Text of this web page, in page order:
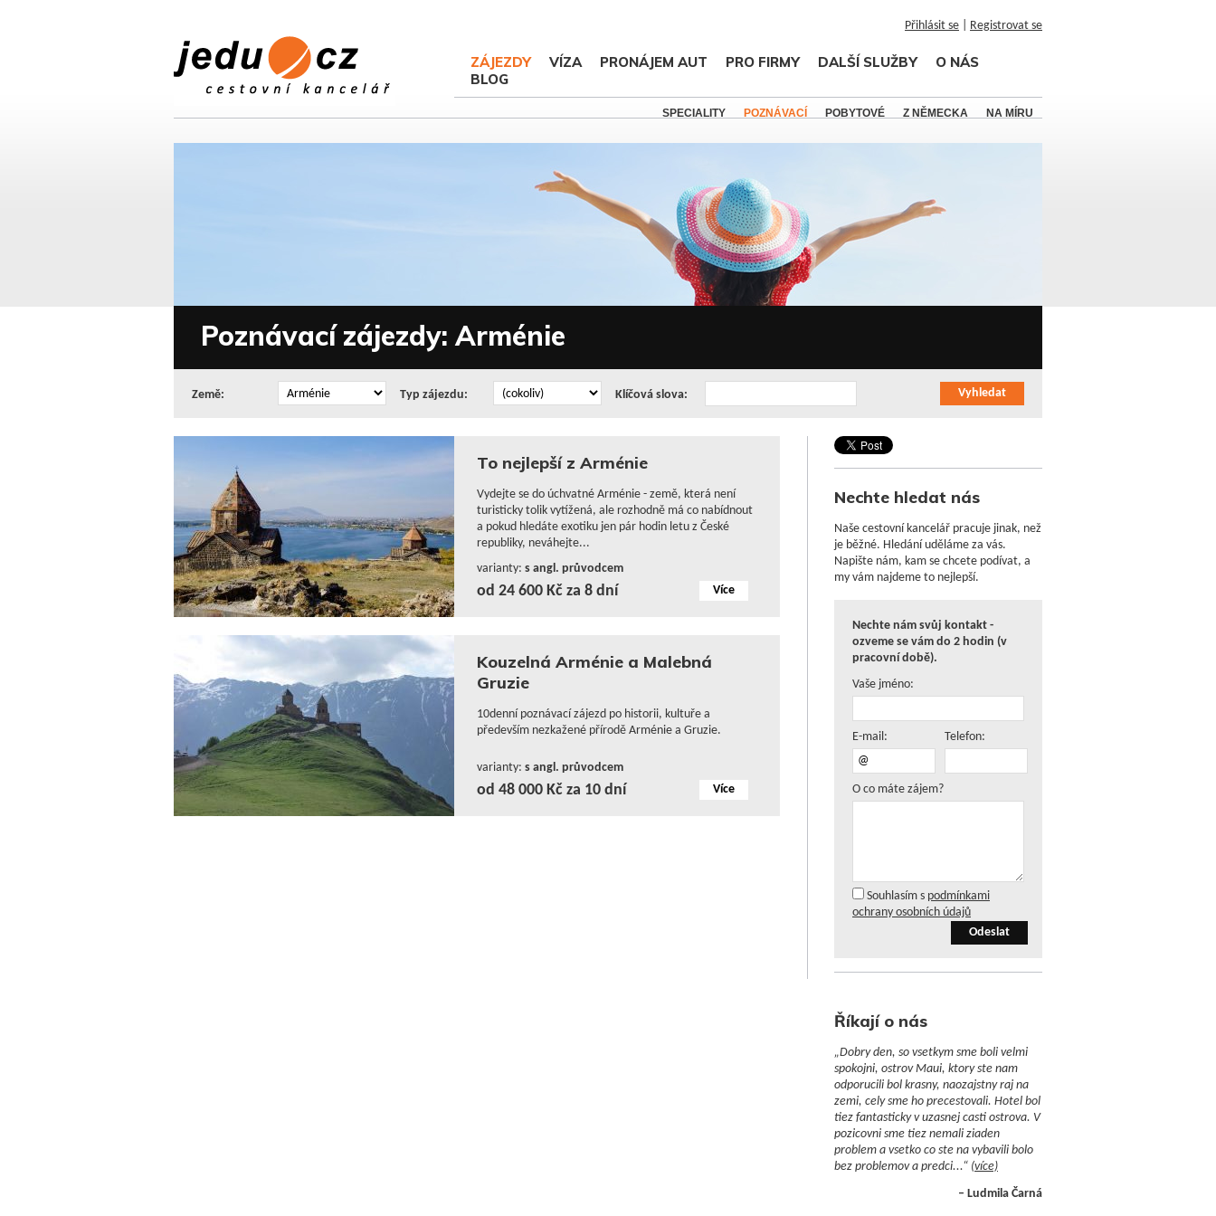
Přihlásit se Registrovat se
ZÁJEZDY VÍZA PRONÁJEM AUT PRO FIRMY DALŠÍ SLUŽBY
O NÁS
BLOG
SPECIALITY POZNÁVACÍ POBYTOVÉ Z NĚMECKA NA MÍRU
Poznávací zájezdy: Arménie
Země: Typ zájezdu: Klíčová slova: Vyhledat
To nejlepší z Arménie
Vydejte se do úchvatné Arménie - země, která není
turisticky tolik vytížená, ale rozhodně má co nabídnout
a pokud hledáte exotiku jen pár hodin letu z České
republiky, neváhejte...
varianty: s angl. průvodcem
Více
od 24 600 Kč za 8 dní
Kouzelná Arménie a Malebná
Gruzie
10denní poznávací zájezd po historii, kultuře a
především nezkažené přírodě Arménie a Gruzie.
varianty: s angl. průvodcem
Více
od 48 000 Kč za 10 dní
Nechte hledat nás
Naše cestovní kancelář pracuje jinak, než
je běžné. Hledání uděláme za vás.
Napište nám, kam se chcete podívat, a
my vám najdeme to nejlepší.
Nechte nám svůj kontakt -
ozveme se vám do 2 hodin (v
pracovní době).
Vaše jméno:
E-mail: Telefon:
O co máte zájem?
Souhlasím s podmínkami
ochrany osobních údajů
Odeslat
Říkají o nás
„Dobry den, so vsetkym sme boli velmi
spokojni, ostrov Maui, ktory ste nam
odporucili bol krasny, naozajstny raj na
zemi, cely sme ho precestovali. Hotel bol
tiez fantasticky v uzasnej casti ostrova. V
pozicovni sme tiez nemali ziaden
problem a vsetko co ste na vybavili bolo
bez problemov a predci...“ (více)
– Ludmila Čarná